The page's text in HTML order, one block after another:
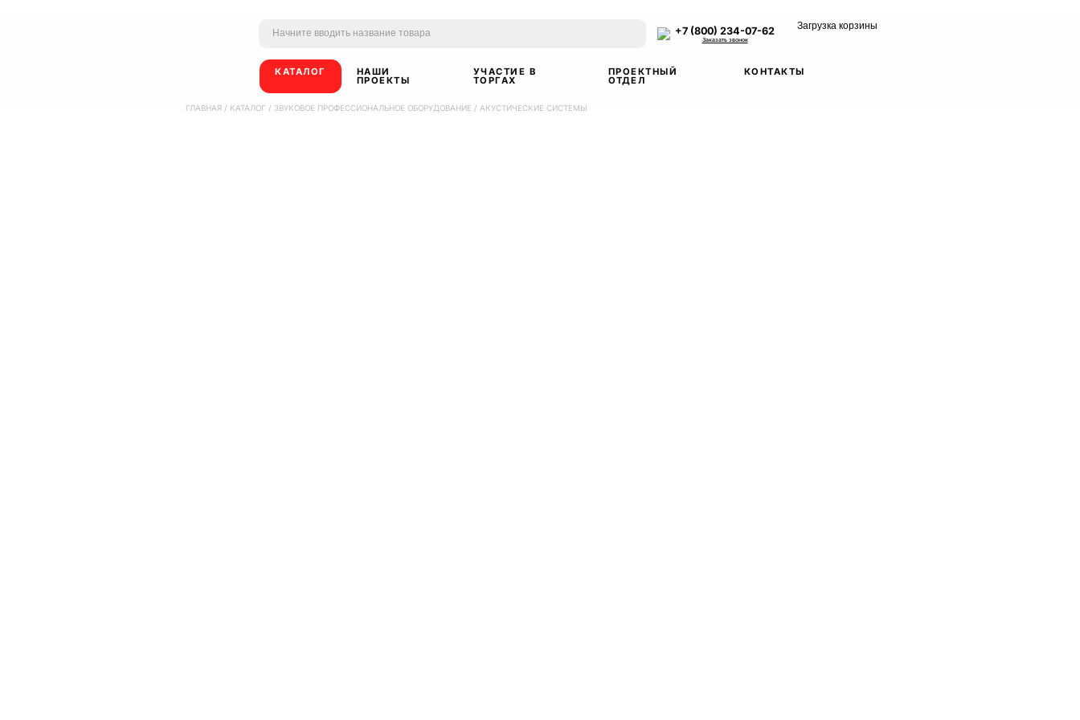
+7 (800) 234-07-62
Заказать звонок
Загрузка корзины
КАТАЛОГ НАШИ
ПРОЕКТЫ
УЧАСТИЕ В
ТОРГАХ
ПРОЕКТНЫЙ
ОТДЕЛ
КОНТАКТЫ
ГЛАВНАЯ / КАТАЛОГ / ЗВУКОВОЕ ПРОФЕССИОНАЛЬНОЕ ОБОРУДОВАНИЕ / АКУСТИЧЕСКИЕ СИСТЕМЫ